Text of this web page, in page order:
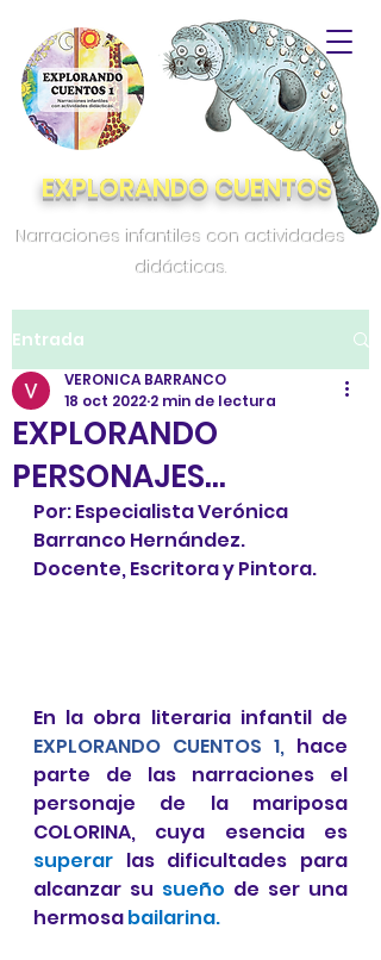
EXPLORANDO CUENTOS
Narraciones infantiles con actividades
didácticas.
Entrada
EXPLORANDO
PERSONAJES…
VERONICA BARRANCO
18 oct 2022 2 min de lectura
Por: Especialista Verónica
Barranco Hernández.
Docente, Escritora y Pintora.
EXPLORANDO CUENTOS 1, hace
parte de las narraciones el
personaje de la mariposa
superar las dificultades para
alcanzar su sueño de ser una
hermosa bailarina.